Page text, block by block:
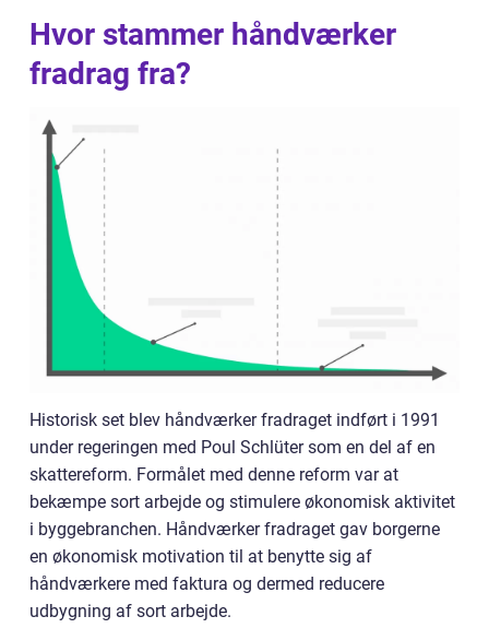
Hvor stammer håndværker
fradrag fra?
Historisk set blev håndværker fradraget indført i 1991
under regeringen med Poul Schlüter som en del af en
skattereform. Formålet med denne reform var at
bekæmpe sort arbejde og stimulere økonomisk aktivitet
i byggebranchen. Håndværker fradraget gav borgerne
en økonomisk motivation til at benytte sig af
håndværkere med faktura og dermed reducere
udbygning af sort arbejde.